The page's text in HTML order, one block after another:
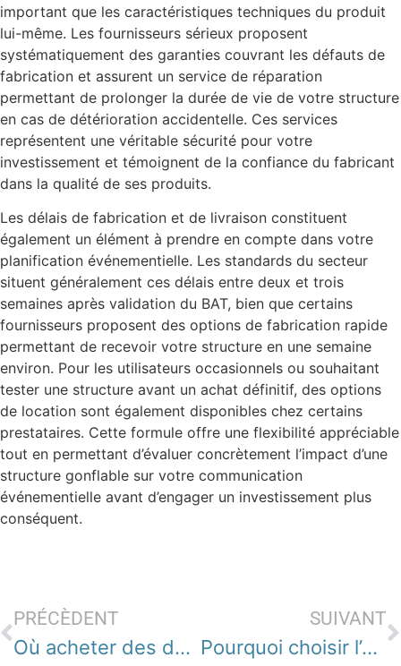
important que les caractéristiques techniques du produit
lui-même. Les fournisseurs sérieux proposent
systématiquement des garanties couvrant les défauts de
fabrication et assurent un service de réparation
permettant de prolonger la durée de vie de votre structure
en cas de détérioration accidentelle. Ces services
représentent une véritable sécurité pour votre
investissement et témoignent de la confiance du fabricant
dans la qualité de ses produits.
Les délais de fabrication et de livraison constituent
également un élément à prendre en compte dans votre
planification événementielle. Les standards du secteur
situent généralement ces délais entre deux et trois
semaines après validation du BAT, bien que certains
fournisseurs proposent des options de fabrication rapide
permettant de recevoir votre structure en une semaine
environ. Pour les utilisateurs occasionnels ou souhaitant
tester une structure avant un achat définitif, des options
de location sont également disponibles chez certains
prestataires. Cette formule offre une flexibilité appréciable
tout en permettant d’évaluer concrètement l’impact d’une
structure gonflable sur votre communication
événementielle avant d’engager un investissement plus
conséquent.
PRÉCÈDENT
Où acheter des dollars au meilleur taux ? Tous nos conseils d’expert pour un change avantageux
SUIVANT
Pourquoi choisir l’achat de devises en ligne pour une livraison sécurisée à domicile